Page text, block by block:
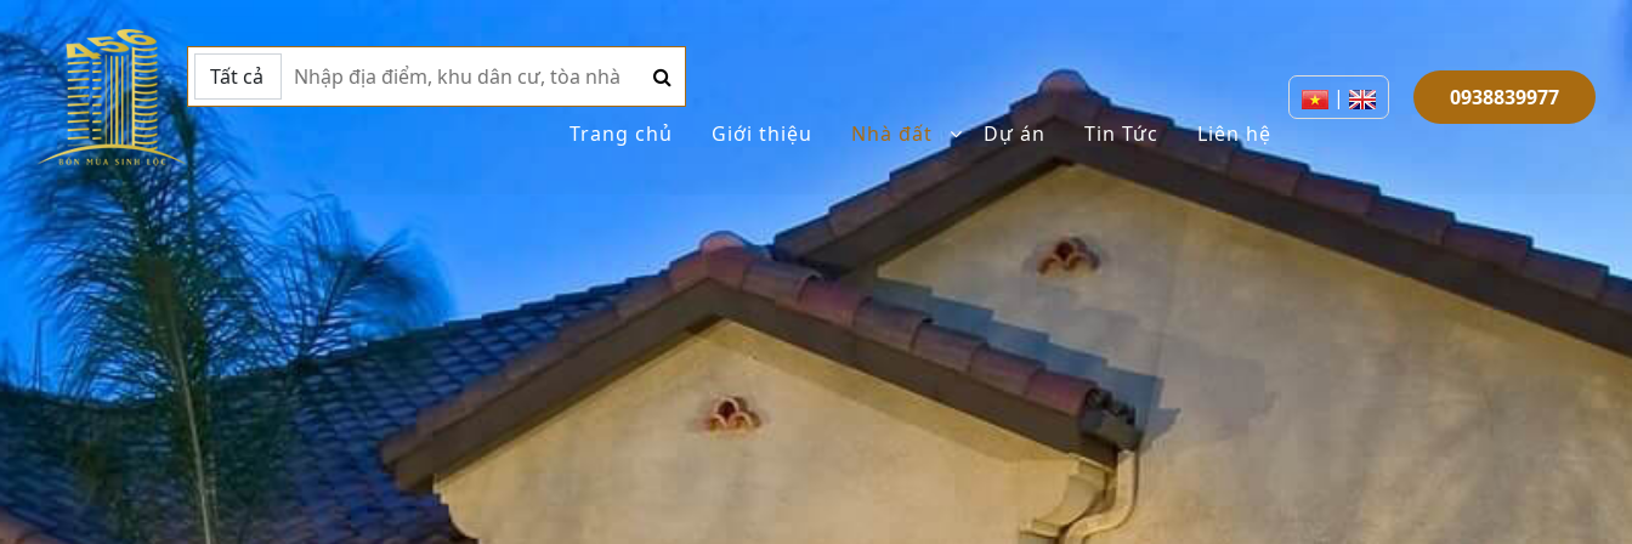
Trang chủ Giới thiệu Nhà đất Dự án Tin Tức Liên hệ
| 0938839977